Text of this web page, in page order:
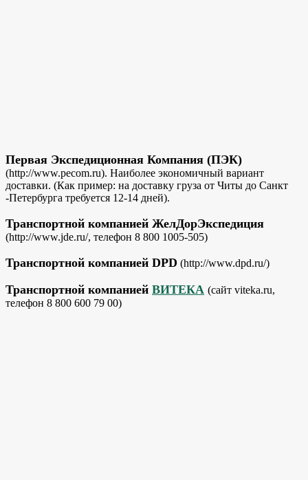
Первая Экспедиционная Компания (ПЭК)
(http://www.pecom.ru). Наиболее экономичный вариант
доставки. (Как пример: на доставку груза от Читы до Санкт
-Петербурга требуется 12-14 дней).
Транспортной компанией ЖелДорЭкспедиция
(http://www.jde.ru/, телефон 8 800 1005-505)
Транспортной компанией DPD (http://www.dpd.ru/)
Транспортной компанией ВИТЕКА (сайт viteka.ru,
телефон 8 800 600 79 00)